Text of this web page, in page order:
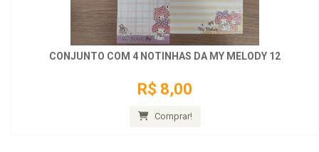
CONJUNTO COM 4 NOTINHAS DA MY MELODY 12
R$ 8,00
Comprar!